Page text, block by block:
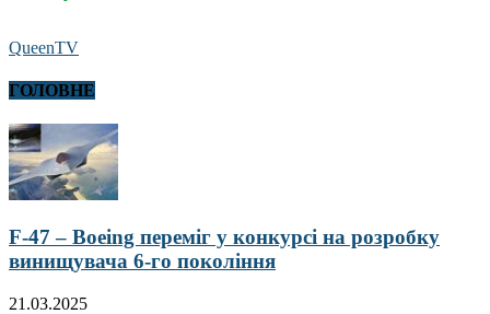
QueenTV
ГОЛОВНЕ
F-47 – Boeing переміг у конкурсі на розробку
винищувача 6-го покоління
21.03.2025